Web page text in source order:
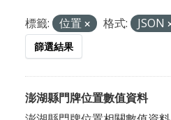
標籤: 位置 格式: JSON
篩選結果
澎湖縣門牌位置數值資料